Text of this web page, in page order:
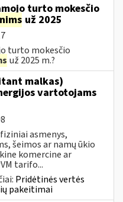
turto mokesčio
už 2025
turto mokesčio
už 2025 m.?
malkas)
vartotojams
asmenys,
šeimos ar namų ūkio
komercine ar
tarifo...
Pridėtinės vertės
pakeitimai